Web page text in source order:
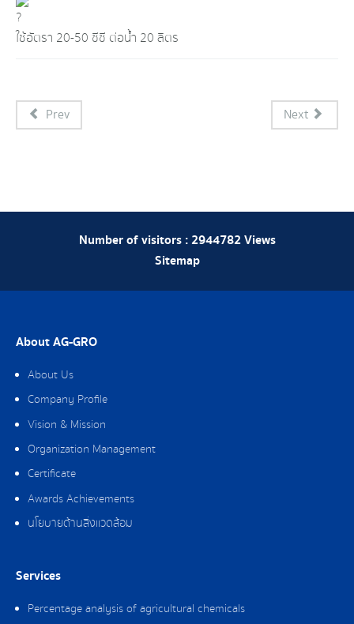
ใช้อัตรา 20-50 ซีซี ต่อน้ำ 20 ลิตร
Prev Next
Number of visitors :2944782Views
Sitemap
About AG-GRO
About Us
Company Profile
Vision & Mission
Organization Management
Certificate
Awards Achievements
นโยบายด้านสิ่งแวดล้อม
Services
Percentage analysis of agricultural chemicals